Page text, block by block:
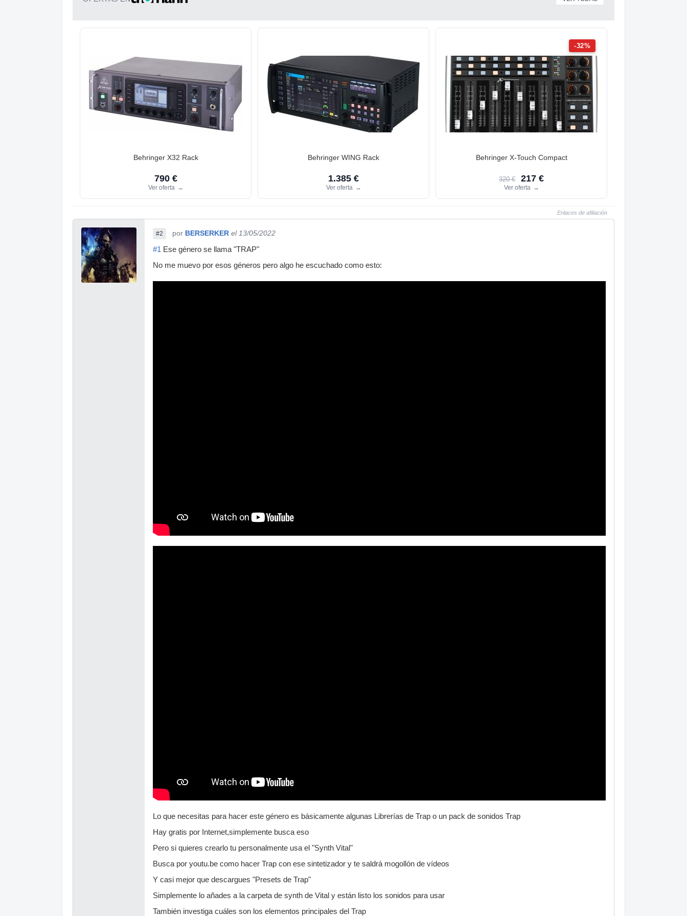
Behringer X32 Rack
790 €
Ver oferta →
Behringer WING Rack
1.385 €
Ver oferta →
-32%
Behringer X-Touch Compact
320 € 217 €
Ver oferta →
Enlaces de afiliación
#2 por BERSERKER el 13/05/2022
#1 Ese género se llama "TRAP"
No me muevo por esos géneros pero algo he escuchado como esto:
Lo que necesitas para hacer este género es básicamente algunas Librerías de Trap o un pack de sonidos Trap
Hay gratis por Internet,simplemente busca eso
Pero si quieres crearlo tu personalmente usa el "Synth Vital"
Busca por youtu.be como hacer Trap con ese sintetizador y te saldrá mogollón de vídeos
Y casi mejor que descargues "Presets de Trap"
Simplemente lo añades a la carpeta de synth de Vital y están listo los sonidos para usar
También investiga cuáles son los elementos principales del Trap